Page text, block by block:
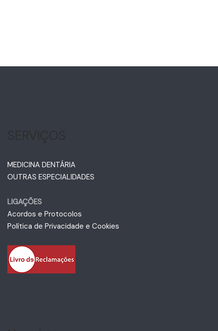
MEDICINA DENTÁRIA
OUTRAS ESPECIALIDADES
LIGAÇÕES
Acordos e Protocolos
Política de Privacidade e Cookies